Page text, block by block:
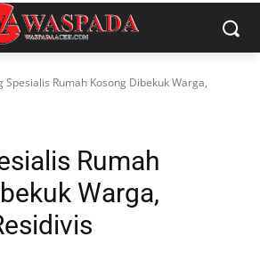
Spesialis Rumah Kosong Dibekuk Warga,
Rumah
Warga,